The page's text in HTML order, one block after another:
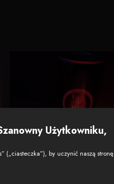
Użytkowniku,
(„ciasteczka”), by uczynić naszą stronę